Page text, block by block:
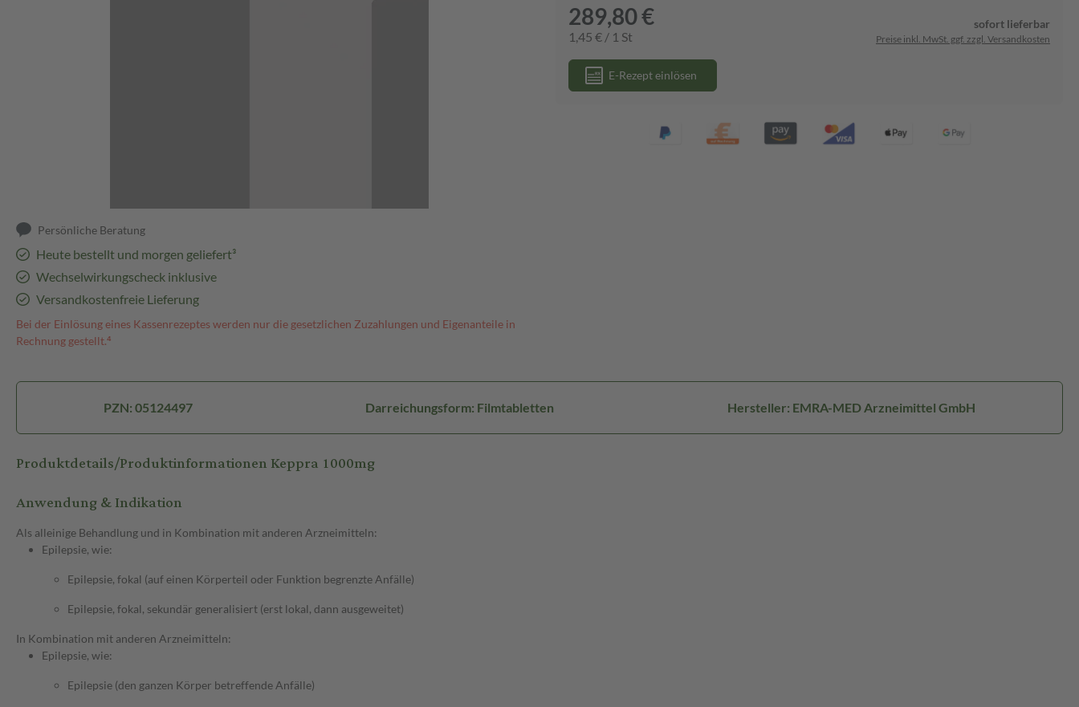
Persönliche Beratung
Heute bestellt und morgen geliefert³
Wechselwirkungscheck inklusive
Versandkostenfreie Lieferung
Bei der Einlösung eines Kassenrezeptes werden nur die gesetzlichen Zuzahlungen und Eigenanteile in
Rechnung gestellt.⁴
289,80 €
1,45 € / 1 St
sofort lieferbar
Preise inkl. MwSt. ggf. zzgl. Versandkosten
E-Rezept einlösen
PZN: 05124497 Darreichungsform: Filmtabletten Hersteller: EMRA-MED Arzneimittel GmbH
Produktdetails/Produktinformationen Keppra 1000mg
Anwendung & Indikation
Als alleinige Behandlung und in Kombination mit anderen Arzneimitteln:
Epilepsie, wie:
Epilepsie, fokal (auf einen Körperteil oder Funktion begrenzte Anfälle)
Epilepsie, fokal, sekundär generalisiert (erst lokal, dann ausgeweitet)
In Kombination mit anderen Arzneimitteln:
Epilepsie, wie:
Epilepsie (den ganzen Körper betreffende Anfälle)